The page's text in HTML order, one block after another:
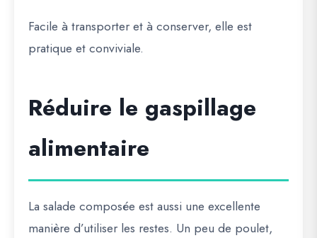
Facile à transporter et à conserver, elle est
pratique et conviviale.
Réduire le gaspillage
alimentaire
La salade composée est aussi une excellente
manière d’utiliser les restes. Un peu de poulet,